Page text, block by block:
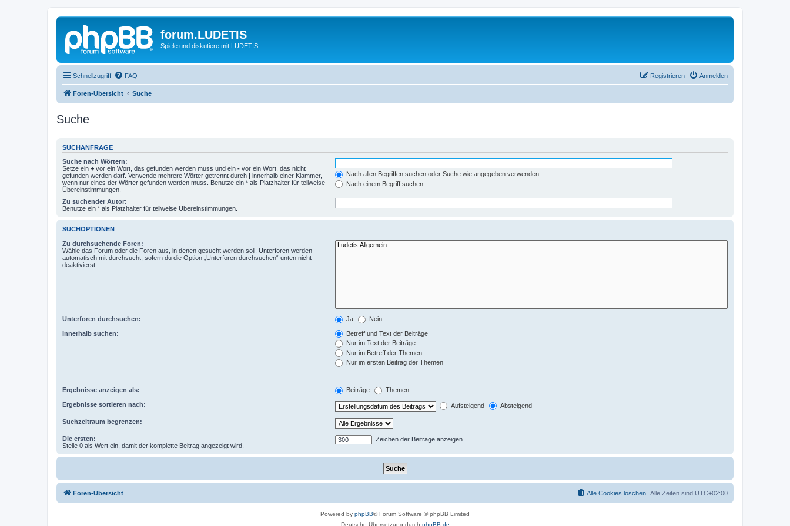
forum.LUDETIS
Spiele und diskutiere mit LUDETIS.
Schnellzugriff FAQ Anmelden
Registrieren
Foren-Übersicht Suche
Suche
SUCHANFRAGE
Suche nach Wörtern:
Setze ein + vor ein Wort, das gefunden werden muss und ein - vor ein Wort, das nicht
gefunden werden darf. Verwende mehrere Wörter getrennt durch | innerhalb einer Klammer,
wenn nur eines der Wörter gefunden werden muss. Benutze ein * als Platzhalter für teilweise
Übereinstimmungen.
Nach allen Begriffen suchen oder Suche wie angegeben verwenden
Nach einem Begriff suchen
Zu suchender Autor:
Benutze ein * als Platzhalter für teilweise Übereinstimmungen.
SUCHOPTIONEN
Zu durchsuchende Foren:
Wähle das Forum oder die Foren aus, in denen gesucht werden soll. Unterforen werden
automatisch mit durchsucht, sofern du die Option „Unterforen durchsuchen“ unten nicht
deaktivierst.
Unterforen durchsuchen: Ja Nein
Innerhalb suchen:
Betreff und Text der Beiträge
Nur im Text der Beiträge
Nur im Betreff der Themen
Nur im ersten Beitrag der Themen
Ergebnisse anzeigen als: Beiträge Themen
Ergebnisse sortieren nach: Aufsteigend Absteigend
Suchzeitraum begrenzen:
Die ersten:
Stelle 0 als Wert ein, damit der komplette Beitrag angezeigt wird.
Zeichen der Beiträge anzeigen
Foren-Übersicht Alle Zeiten sind UTC+02:00
Alle Cookies löschen
Powered by phpBB® Forum Software © phpBB Limited
Deutsche Übersetzung durch phpBB.de